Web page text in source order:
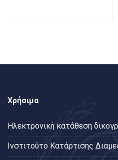
Χρήσιμα
Ηλεκτρονική κατάθεση
Ινστιτούτο Κατάρτισης